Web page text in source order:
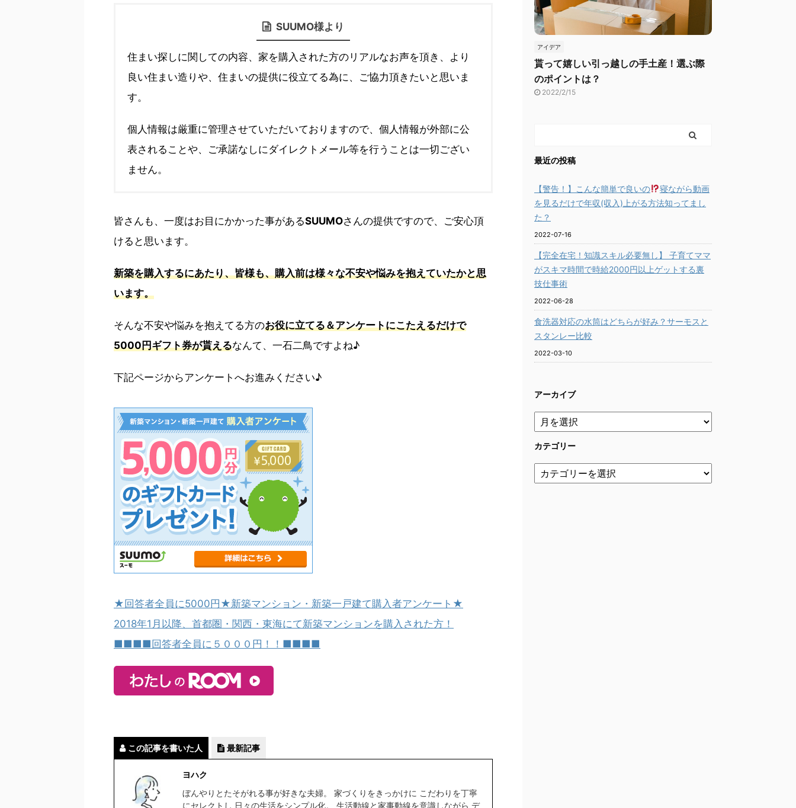
SUUMO様より
住まい探しに関しての内容、家を購入された方のリアルなお声を頂き、より
良い住まい造りや、住まいの提供に役立てる為に、ご協力頂きたいと思いま
す。
個人情報は厳重に管理させていただいておりますので、個人情報が外部に公
表されることや、ご承諾なしにダイレクトメール等を行うことは一切ござい
ません。
皆さんも、一度はお目にかかった事があるSUUMOさんの提供ですので、ご安心頂
けると思います。
新築を購入するにあたり、皆様も、購入前は様々な不安や悩みを抱えていたかと思
います。
そんな不安や悩みを抱えてる方のお役に立てる＆アンケートにこたえるだけで
5000円ギフト券が貰えるなんて、一石二鳥ですよね♪
下記ページからアンケートへお進みください♪
★回答者全員に5000円★新築マンション・新築一戸建て購入者アンケート★
2018年1月以降、首都圏・関西・東海にて新築マンションを購入された方！
■■■■回答者全員に５０００円！！■■■■
この記事を書いた人 最新記事
ヨハク
ぼんやりとたそがれる事が好きな夫婦。 家づくりをきっかけに こだわりを丁寧
にセレクトし 日々の生活をシンプル化。 生活動線と家事動線を意識しながら デ
アイデア
貰って嬉しい引っ越しの手土産！選ぶ際
のポイントは？
2022/2/15
最近の投稿
【警告！】こんな簡単で良いの
寝ながら動画
を見るだけで年収(収入)上がる方法知ってまし
た？
2022-07-16
【完全在宅！知識スキル必要無し】 子育てママ
がスキマ時間で時給2000円以上ゲットする裏
技仕事術
2022-06-28
食洗器対応の水筒はどちらが好み？サーモスと
スタンレー比較
2022-03-10
アーカイブ
カテゴリー